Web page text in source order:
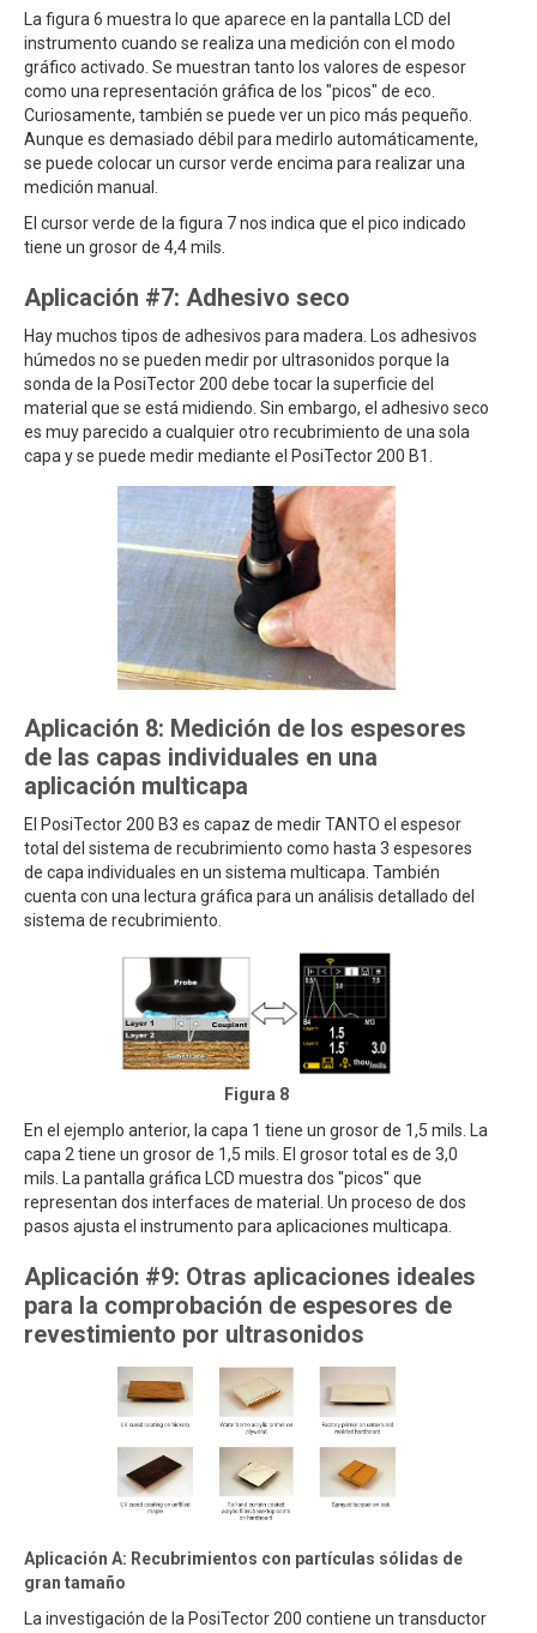
La figura 6 muestra lo que aparece en la pantalla LCD del
instrumento cuando se realiza una medición con el modo
gráfico activado. Se muestran tanto los valores de espesor
como una representación gráfica de los "picos" de eco.
Curiosamente, también se puede ver un pico más pequeño.
Aunque es demasiado débil para medirlo automáticamente,
se puede colocar un cursor verde encima para realizar una
medición manual.
El cursor verde de la figura 7 nos indica que el pico indicado
tiene un grosor de 4,4 mils.
Aplicación #7: Adhesivo seco
Hay muchos tipos de adhesivos para madera. Los adhesivos
húmedos no se pueden medir por ultrasonidos porque la
sonda de la PosiTector 200 debe tocar la superficie del
material que se está midiendo. Sin embargo, el adhesivo seco
es muy parecido a cualquier otro recubrimiento de una sola
capa y se puede medir mediante el PosiTector 200 B1.
Aplicación 8: Medición de los espesores
de las capas individuales en una
aplicación multicapa
El PosiTector 200 B3 es capaz de medir TANTO el espesor
total del sistema de recubrimiento como hasta 3 espesores
de capa individuales en un sistema multicapa. También
cuenta con una lectura gráfica para un análisis detallado del
sistema de recubrimiento.
Figura 8
En el ejemplo anterior, la capa 1 tiene un grosor de 1,5 mils. La
capa 2 tiene un grosor de 1,5 mils. El grosor total es de 3,0
mils. La pantalla gráfica LCD muestra dos "picos" que
representan dos interfaces de material. Un proceso de dos
pasos ajusta el instrumento para aplicaciones multicapa.
Aplicación #9: Otras aplicaciones ideales
para la comprobación de espesores de
revestimiento por ultrasonidos
Aplicación A: Recubrimientos con partículas sólidas de
gran tamaño
La investigación de la PosiTector 200 contiene un transductor